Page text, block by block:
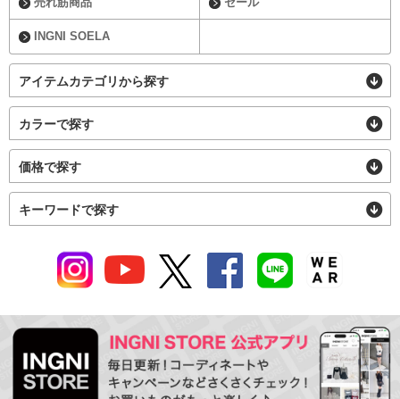
INGNI SOELA
アイテムカテゴリから探す
カラーで探す
価格で探す
キーワードで探す